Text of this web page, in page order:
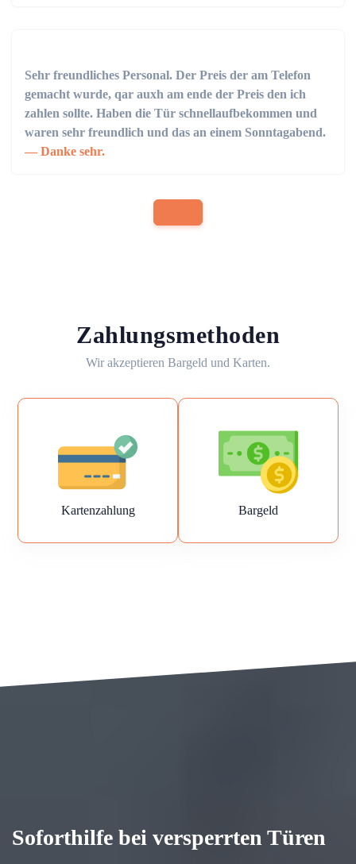
Sehr freundliches Personal. Der Preis der am Telefon
gemacht wurde, qar auxh am ende der Preis den ich
zahlen sollte. Haben die Tür schnellaufbekommen und
waren sehr freundlich und das an einem Sonntagabend.
Danke sehr.
Zahlungsmethoden
Wir akzeptieren Bargeld und Karten.
Kartenzahlung Bargeld
Soforthilfe bei versperrten Türen